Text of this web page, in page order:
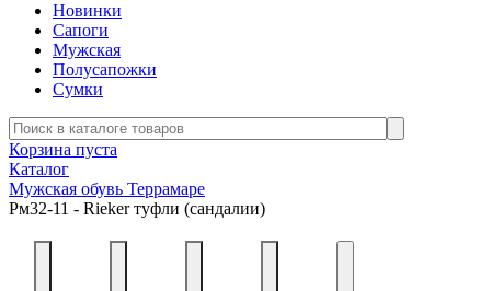
Новинки
Сапоги
Мужская
Полусапожки
Сумки
Корзина пуста
Каталог
Мужская обувь Террамаре
Рм32-11 - Rieker туфли (сандалии)